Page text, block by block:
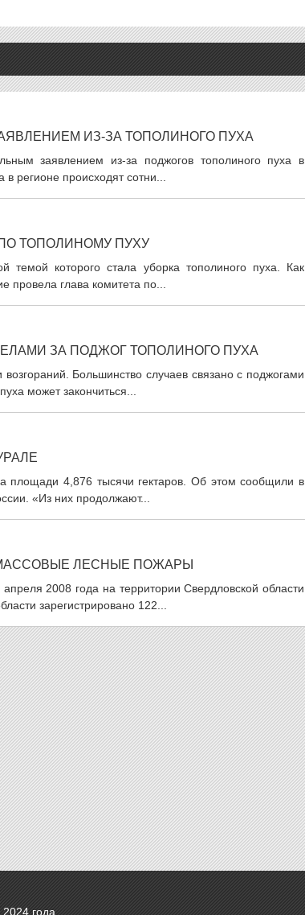
ИЗ-ЗА ТОПОЛИНОГО ПУХА
заявлением из-за поджогов тополиного пуха в
регионе происходят сотни...
ТОПОЛИНОМУ ПУХУ
темой которого стала уборка тополиного пуха. Как
глава комитета по...
ЗА ПОДЖОГ ТОПОЛИНОГО ПУХА
Большинство случаев связано с поджогами
может закончиться...
площади 4,876 тысячи гектаров. Об этом сообщили в
«Из них продолжают...
ЛЕСНЫЕ ПОЖАРЫ
2008 года на территории Свердловской области
зарегистрировано 122...
года.